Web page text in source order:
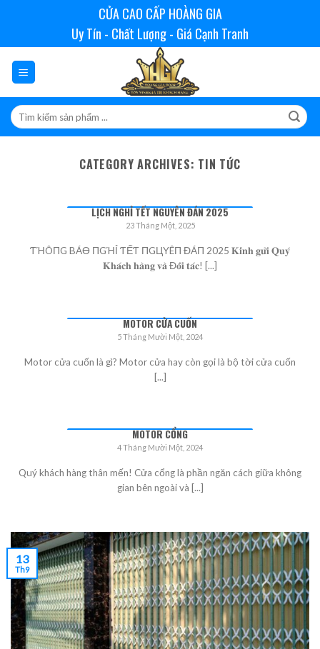
content
CỬA CAO CẤP HOÀNG GIA
Uy Tín - Chất Lượng - Giá Cạnh Tranh
CATEGORY ARCHIVES: TIN TỨC
LỊCH NGHỈ TẾT NGUYÊN ĐÁN 2025
23 Tháng Một, 2025
ƬΉÔПG BÁӨ ПGΉỈ ƬẾƬ ПGЦYÊП ĐÁП 2025 𝐊𝐢́𝐧𝐡 𝐠𝐮̛̉𝐢 𝐐𝐮𝐲́
𝐊𝐡𝐚́𝐜𝐡 𝐡𝐚̀𝐧𝐠 𝐯𝐚̀ Đ𝐨̂́𝐢 𝐭𝐚́𝐜! [...]
MOTOR CỬA CUỐN
5 Tháng Mười Một, 2024
Motor cửa cuốn là gì? Motor cửa hay còn gọi là bộ tời cửa cuốn
[...]
MOTOR CỔNG
4 Tháng Mười Một, 2024
Quý khách hàng thân mến! Cửa cổng là phần ngăn cách giữa không
gian bên ngoài và [...]
13
Th9